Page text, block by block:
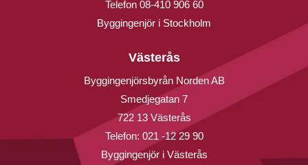
Telefon 08-410 906 60
Byggingenjör i Stockholm
Västerås
Byggingenjörsbyrån Norden AB
Smedjegatan 7
722 13 Västerås
Telefon: 021 -12 29 90
Byggingenjör i Västerås